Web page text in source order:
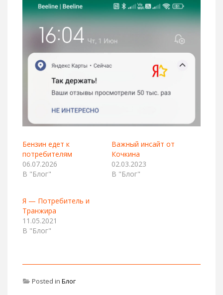
Бензин едет к
потребителям
06.07.2026
В "Блог"
Важный инсайт от
Кочкина
02.03.2023
В "Блог"
Я — Потребитель и
Транжира
11.05.2021
В "Блог"
Posted in Блог